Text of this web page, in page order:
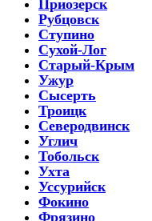
Приозерск
Рубцовск
Ступино
Сухой-Лог
Старый-Крым
Ужур
Сысерть
Троицк
Северодвинск
Углич
Тобольск
Ухта
Уссурийск
Фокино
Фрязино